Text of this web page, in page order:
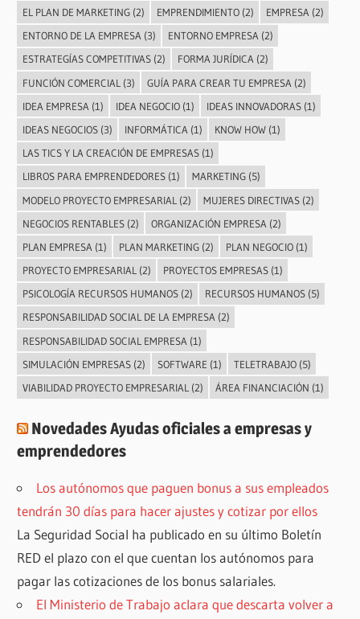
EL PLAN DE MARKETING(2) EMPRENDIMIENTO(2) EMPRESA (2)
ENTORNO DE LA EMPRESA (3) ENTORNO EMPRESA (2)
ESTRATEGÍAS COMPETITIVAS(2) FORMA JURÍDICA(2)
FUNCIÓN COMERCIAL (3) GUÍA PARA CREAR TU EMPRESA (2)
IDEA EMPRESA (1) IDEA NEGOCIO(1) IDEAS INNOVADORAS(1)
IDEAS NEGOCIOS(3) INFORMÁTICA (1) KNOW HOW(1)
LAS TICS Y LA CREACIÓN DE EMPRESAS(1)
LIBROS PARA EMPRENDEDORES(1) MARKETING(5)
MODELO PROYECTO EMPRESARIAL (2) MUJERES DIRECTIVAS(2)
NEGOCIOS RENTABLES(2) ORGANIZACIÓN EMPRESA (2)
PLAN EMPRESA (1) PLAN MARKETING(2) PLAN NEGOCIO(1)
PROYECTO EMPRESARIAL (2) PROYECTOS EMPRESAS(1)
PSICOLOGÍA RECURSOS HUMANOS(2) RECURSOS HUMANOS(5)
RESPONSABILIDAD SOCIAL DE LA EMPRESA(2)
RESPONSABILIDAD SOCIAL EMPRESA (1)
SIMULACIÓN EMPRESAS(2) SOFTWARE (1) TELETRABAJO(5)
VIABILIDAD PROYECTO EMPRESARIAL (2) ÁREA FINANCIACIÓN (1)
Novedades Ayudas oficiales a empresas y
emprendedores
Los autónomos que paguen bonus a sus empleados
tendrán 30 días para hacer ajustes y cotizar por ellos
La Seguridad Social ha publicado en su último Boletín
RED el plazo con el que cuentan los autónomos para
pagar las cotizaciones de los bonus salariales.
El Ministerio de Trabajo aclara que descarta volver a